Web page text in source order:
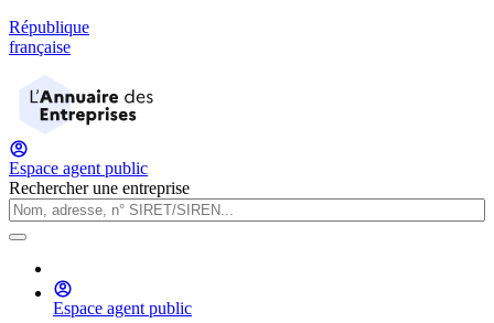
République
française
Espace agent public
Rechercher une entreprise
Espace agent public